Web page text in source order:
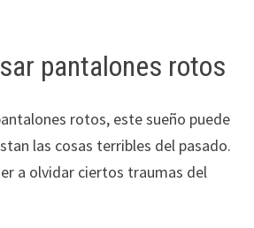
pantalones rotos
rotos, este sueño puede
las cosas terribles del pasado.
a olvidar ciertos traumas del